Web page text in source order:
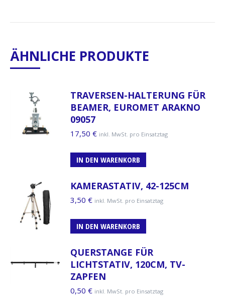
ÄHNLICHE PRODUKTE
TRAVERSEN-HALTERUNG FÜR
BEAMER, EUROMET ARAKNO
09057
17,50 € inkl. MwSt. pro Einsatztag
IN DEN WARENKORB
KAMERASTATIV, 42-125CM
3,50 € inkl. MwSt. pro Einsatztag
IN DEN WARENKORB
QUERSTANGE FÜR
LICHTSTATIV, 120CM, TV-
ZAPFEN
0,50 € inkl. MwSt. pro Einsatztag